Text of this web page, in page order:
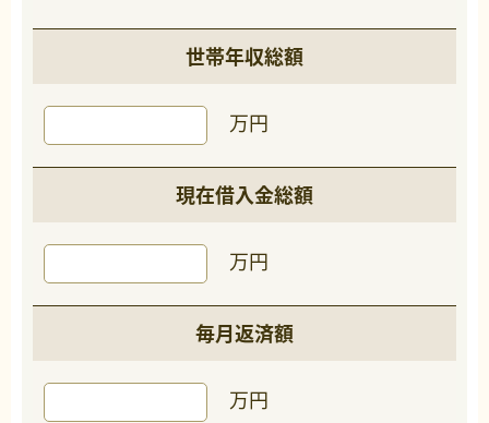
世帯年収総額
万円
現在借入金総額
万円
毎月返済額
万円